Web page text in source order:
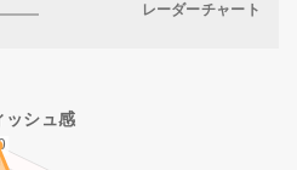
レーダーチャート